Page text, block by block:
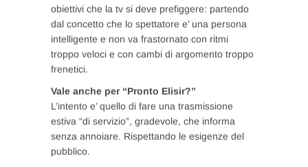
obiettivi che la tv si deve prefiggere: partendo
dal concetto che lo spettatore e’ una persona
intelligente e non va frastornato con ritmi
troppo veloci e con cambi di argomento troppo
frenetici.
Vale anche per “Pronto Elisir?”
L’intento e’ quello di fare una trasmissione
estiva “di servizio”, gradevole, che informa
senza annoiare. Rispettando le esigenze del
pubblico.